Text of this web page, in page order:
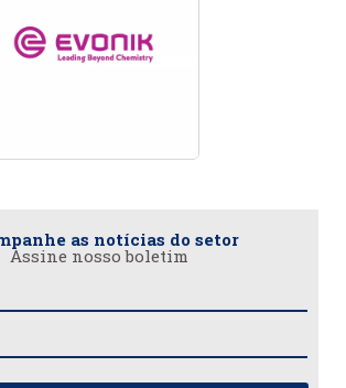
as notícias do setor
Assine nosso boletim